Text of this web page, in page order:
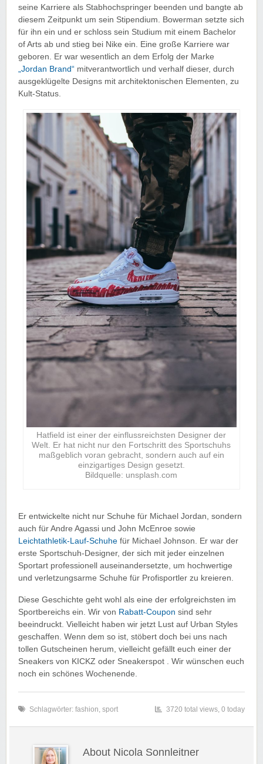
seine Karriere als Stabhochspringer beenden und bangte ab
diesem Zeitpunkt um sein Stipendium. Bowerman setzte sich
für ihn ein und er schloss sein Studium mit einem Bachelor
of Arts ab und stieg bei Nike ein. Eine große Karriere war
geboren. Er war wesentlich an dem Erfolg der Marke
„Jordan Brand“ mitverantwortlich und verhalf dieser, durch
ausgeklügelte Designs mit architektonischen Elementen, zu
Kult-Status.
Hatfield ist einer der einflussreichsten Designer der
Welt. Er hat nicht nur den Fortschritt des Sportschuhs
maßgeblich voran gebracht, sondern auch auf ein
einzigartiges Design gesetzt.
Bildquelle: unsplash.com
Er entwickelte nicht nur Schuhe für Michael Jordan, sondern
auch für Andre Agassi und John McEnroe sowie
Leichtathletik-Lauf-Schuhe für Michael Johnson. Er war der
erste Sportschuh-Designer, der sich mit jeder einzelnen
Sportart professionell auseinandersetzte, um hochwertige
und verletzungsarme Schuhe für Profisportler zu kreieren.
Diese Geschichte geht wohl als eine der erfolgreichsten im
Sportbereichs ein. Wir von Rabatt-Coupon sind sehr
beeindruckt. Vielleicht haben wir jetzt Lust auf Urban Styles
geschaffen. Wenn dem so ist, stöbert doch bei uns nach
tollen Gutscheinen herum, vielleicht gefällt euch einer der
Sneakers von KICKZ oder Sneakerspot . Wir wünschen euch
noch ein schönes Wochenende.
Schlagwörter: fashion, sport 3720 total views, 0 today
About Nicola Sonnleitner